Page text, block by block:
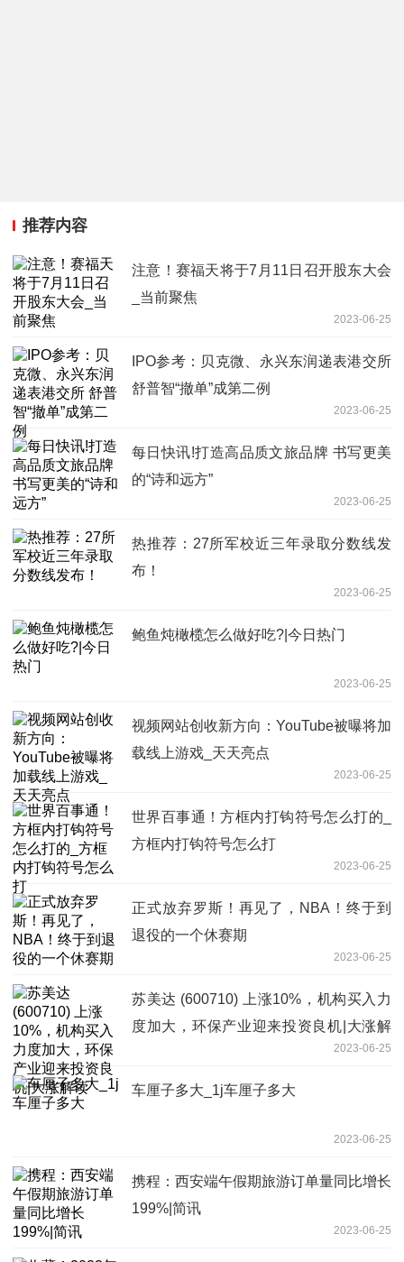
推荐内容
注意！赛福天将于7月11日召开股东大会
_当前聚焦
2023-06-25
IPO参考：贝克微、永兴东润递表港交所
舒普智“撤单”成第二例
2023-06-25
每日快讯!打造高品质文旅品牌 书写更美
的“诗和远方”
2023-06-25
热推荐：27所军校近三年录取分数线发
布！
2023-06-25
鲍鱼炖橄榄怎么做好吃?|今日热门
2023-06-25
视频网站创收新方向：YouTube被曝将加
载线上游戏_天天亮点
2023-06-25
世界百事通！方框内打钩符号怎么打的_
方框内打钩符号怎么打
2023-06-25
正式放弃罗斯！再见了，NBA！终于到
退役的一个休赛期
2023-06-25
苏美达 (600710) 上涨10%，机构买入力
度加大，环保产业迎来投资良机|大涨解
2023-06-25
车厘子多大_1j车厘子多大
2023-06-25
携程：西安端午假期旅游订单量同比增长
199%|简讯
2023-06-25